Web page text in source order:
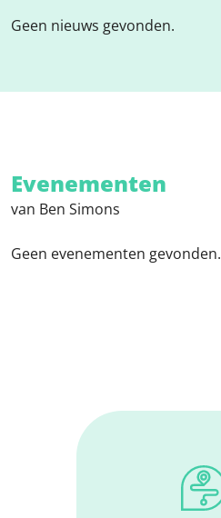
Geen nieuws gevonden.
Evenementen
van Ben Simons
Geen evenementen gevonden.